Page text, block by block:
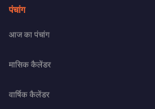
पंचांग
आज का पंचांग
मासिक कैलेंडर
वार्षिक कैलेंडर